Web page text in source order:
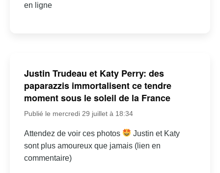
en ligne
Justin Trudeau et Katy Perry: des
paparazzis immortalisent ce tendre
moment sous le soleil de la France
Publié le mercredi 29 juillet à 18:34
Attendez de voir ces photos
Justin et Katy
sont plus amoureux que jamais (lien en
commentaire)